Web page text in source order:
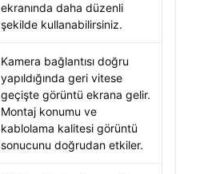
ekranında daha düzenli
şekilde kullanabilirsiniz.
Kamera bağlantısı doğru
yapıldığında geri vitese
geçişte görüntü ekrana gelir.
Montaj konumu ve
kablolama kalitesi görüntü
sonucunu doğrudan etkiler.